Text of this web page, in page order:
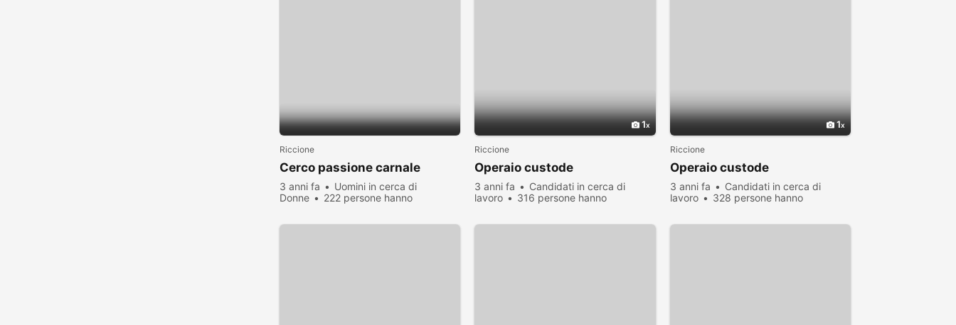
Riccione
Cerco passione carnale
3 anni fa
Uomini in cerca di
Donne
222 persone hanno
1
Riccione
Operaio custode
3 anni fa
Candidati in cerca di
lavoro
316 persone hanno
1
Riccione
Operaio custode
3 anni fa
Candidati in cerca di
lavoro
328 persone hanno